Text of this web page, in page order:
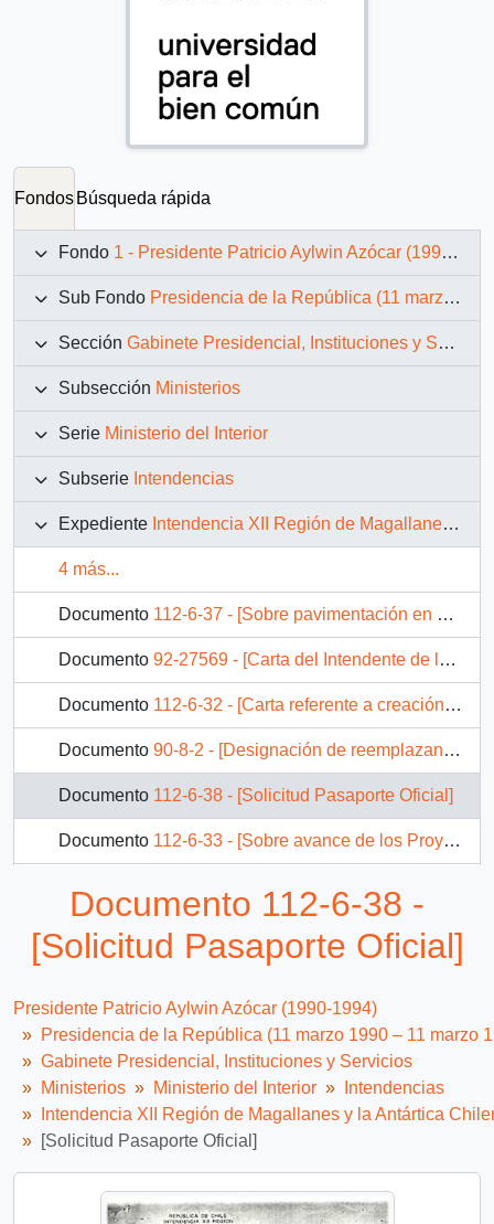
Fondos Búsqueda rápida
Fondo 1 - Presidente Patricio Aylwin Azócar (1990-1994)
Sub Fondo Presidencia de la República (11 marzo 1990 – 11 marzo 1994)
Sección Gabinete Presidencial, Instituciones y Servicios
Subsección Ministerios
Serie Ministerio del Interior
Subserie Intendencias
Expediente Intendencia XII Región de Magallanes y la Antártica Chilena
4 más...
Documento 112-6-37 - [Sobre pavimentación en el camino Gobernador Phillipi - Monte Aymond y la construcción de la 1ra. etapa del Aeródromo de Puerto Natales]
Documento 92-27569 - [Carta del Intendente de la XII Región sobre creación de Centro Austral Antártico]
Documento 112-6-32 - [Carta referente a creación de comisión binacional por la Patagonia]
Documento 90-8-2 - [Designación de reemplazante de Gobernador de la Provincia Antártica (Puerto Williams)]
Documento 112-6-38 - [Solicitud Pasaporte Oficial]
Documento 112-6-33 - [Sobre avance de los Proyectos en Desarrollo de Isla Grande de Tierra del Fuego, Argentina]
Documento 92-7972 - [Oficio del Intendente de XII Región de Magallanes y Antártica Chilena dirigido al Presidente Patricio Aylwin, referente a Encuentro Chileno- Argentino en la ciudad de Punta Arenas]
Documento 112-6-38 -
[Solicitud Pasaporte Oficial]
Presidente Patricio Aylwin Azócar (1990-1994)
Presidencia de la República (11 marzo 1990 – 11 marzo
Gabinete Presidencial, Instituciones y Servicios
Ministerios
Ministerio del Interior
Intendencias
Intendencia XII Región de Magallanes y la Antártica
[Solicitud Pasaporte Oficial]